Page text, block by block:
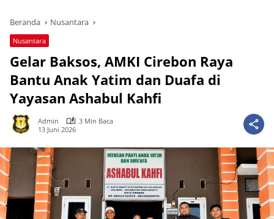
Beranda Nusantara
Nusantara
Gelar Baksos, AMKI Cirebon Raya
Bantu Anak Yatim dan Duafa di
Yayasan Ashabul Kahfi
Admin
3 Min Baca
13 Juni 2026